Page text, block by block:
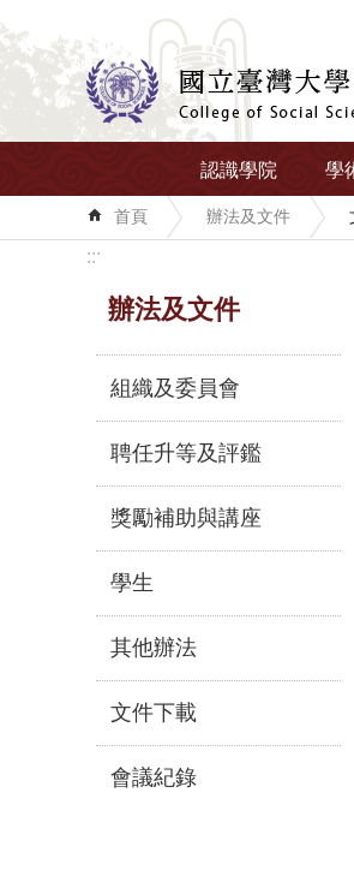
跳到主要內容區塊
認識學院 學
首頁 辦法及文件
:::
辦法及文件
組織及委員會
聘任升等及評鑑
獎勵補助與講座
學生
其他辦法
文件下載
會議紀錄